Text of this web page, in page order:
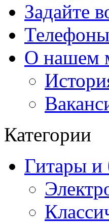
Задайте
О нашем
Категории
Гитары и